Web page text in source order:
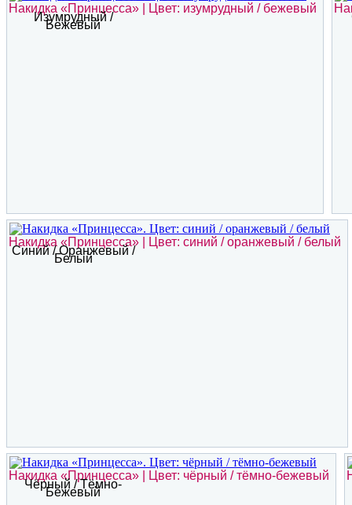
Накидка «Принцесса» | Цвет: изумрудный / бежевый
Изумрудный /
Бежевый
Накидка «Принцесса» | Цвет: синий / оранжевый / белый
Синий / Оранжевый /
Белый
Накидка «Принцесса» | Цвет: чёрный / тёмно-бежевый
Чёрный / Тёмно-
Бежевый